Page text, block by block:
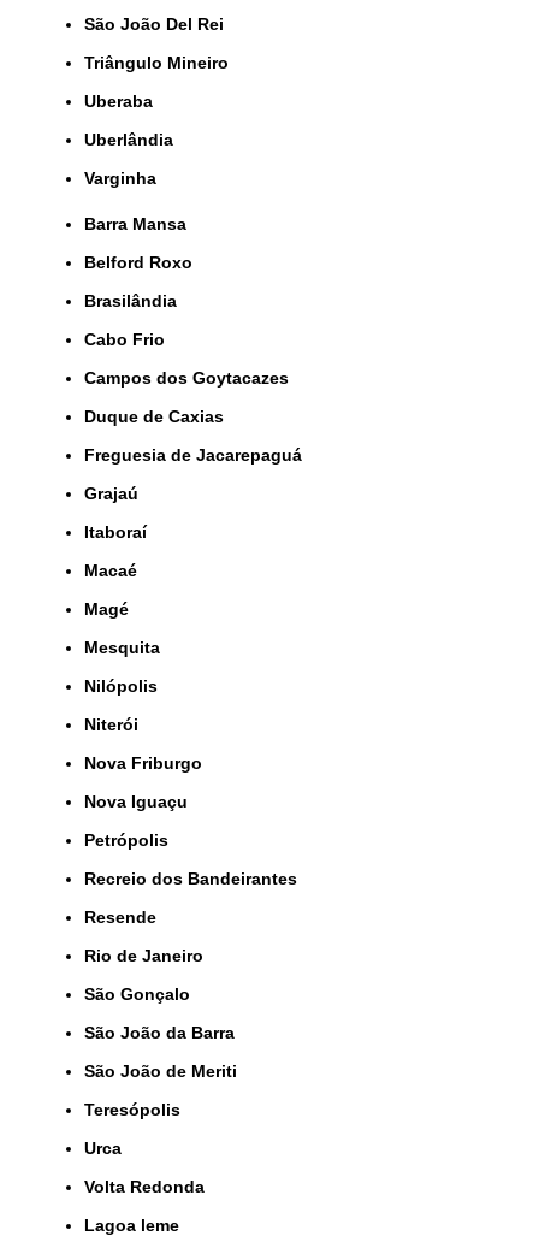
São João Del Rei
Triângulo Mineiro
Uberaba
Uberlândia
Varginha
Barra Mansa
Belford Roxo
Brasilândia
Cabo Frio
Campos dos Goytacazes
Duque de Caxias
Freguesia de Jacarepaguá
Grajaú
Itaboraí
Macaé
Magé
Mesquita
Nilópolis
Niterói
Nova Friburgo
Nova Iguaçu
Petrópolis
Recreio dos Bandeirantes
Resende
Rio de Janeiro
São Gonçalo
São João da Barra
São João de Meriti
Teresópolis
Urca
Volta Redonda
lagoa leme